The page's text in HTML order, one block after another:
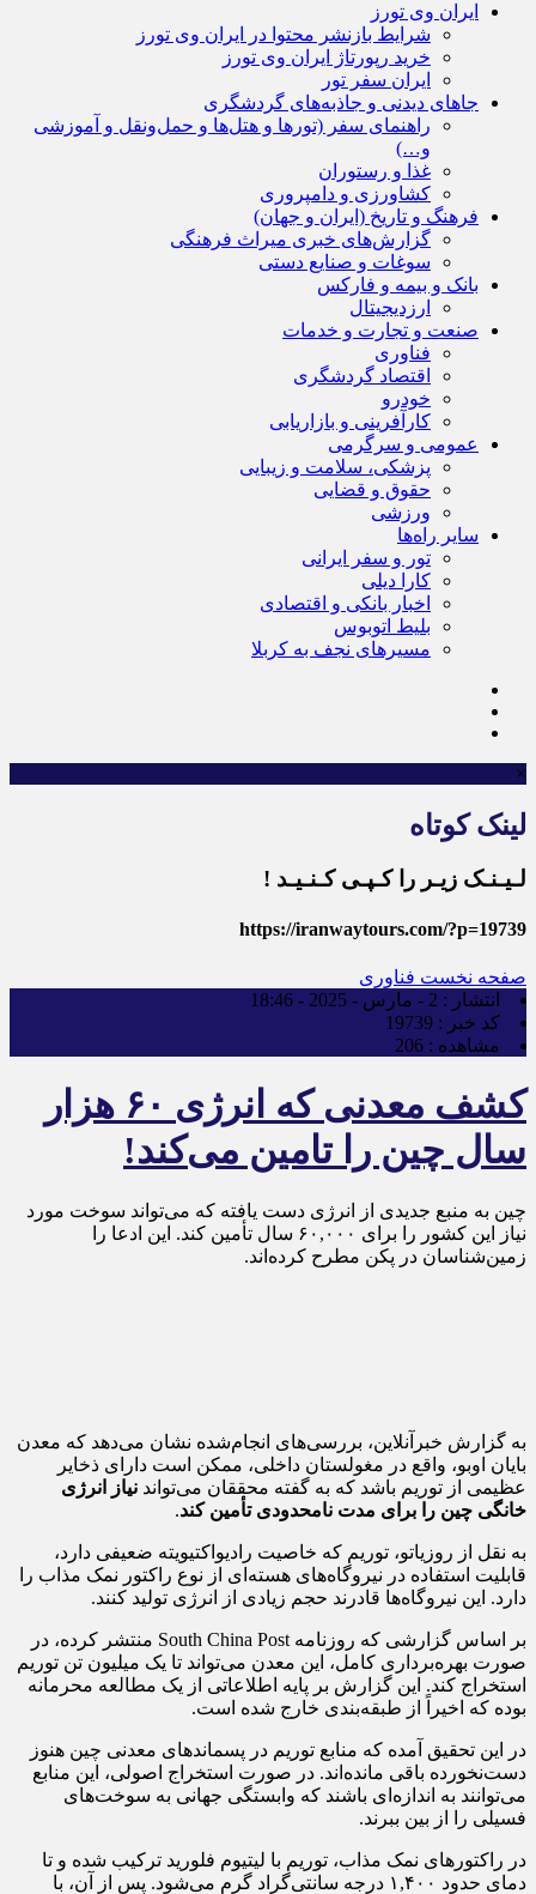
ایران وی تورز
شرایط بازنشر محتوا در ایران وی تورز
خرید رپورتاژ ایران وی تورز
ایران سفر تور
جاهای دیدنی و جاذبه‌های گردشگری
راهنمای سفر (تورها و هتل‌ها و حمل‌و‌نقل و آموزشی
و…)
غذا و رستوران
کشاورزی و دامپروری
فرهنگ و تاریخ (ایران و جهان)
گزارش‌های خبری میراث فرهنگی
سوغات و صنایع دستی
بانک و بیمه و فارکس
ارزدیجیتال
صنعت و تجارت و خدمات
فناوری
اقتصاد گردشگری
خودرو
کارآفرینی و بازاریابی
عمومی و سرگرمی
پزشکی، سلامت و زیبایی
حقوق و قضایی
ورزشی
سایر راه‌ها
تور و سفر ایرانی
کارا دیلی
اخبار بانکی و اقتصادی
بلیط اتوبوس
مسیرهای نجف به کربلا
×
لینک کوتاه
لـیـنـک زیـر را کـپـی کـنـیـد !
https://iranwaytours.com/?p=19739
صفحه نخست فناوری
انتشار : 2 - مارس - 2025 - 18:46
کد خبر : 19739
مشاهده : 206
کشف معدنی که انرژی ۶۰ هزار
سال چین را تامین می‌کند!
چین به منبع جدیدی از انرژی دست یافته که می‌تواند سوخت مورد
نیاز این کشور را برای ۶۰,۰۰۰ سال تأمین کند. این ادعا را
زمین‌شناسان در پکن مطرح کرده‌اند.
به گزارش خبرآنلاین، بررسی‌های انجام‌شده نشان می‌دهد که معدن
بایان اوبو، واقع در مغولستان داخلی، ممکن است دارای ذخایر
عظیمی از توریم باشد که به گفته محققان می‌تواند نیاز انرژی
خانگی چین را برای مدت نامحدودی تأمین کند.
به نقل از روزیاتو، توریم که خاصیت رادیواکتیویته ضعیفی دارد،
قابلیت استفاده در نیروگاه‌های هسته‌ای از نوع راکتور نمک مذاب را
دارد. این نیروگاه‌ها قادرند حجم زیادی از انرژی تولید کنند.
بر اساس گزارشی که روزنامه South China Post منتشر کرده، در
صورت بهره‌برداری کامل، این معدن می‌تواند تا یک میلیون تن توریم
استخراج کند. این گزارش بر پایه اطلاعاتی از یک مطالعه محرمانه
بوده که اخیراً از طبقه‌بندی خارج شده است.
در این تحقیق آمده که منابع توریم در پسماندهای معدنی چین هنوز
دست‌نخورده باقی مانده‌اند. در صورت استخراج اصولی، این منابع
می‌توانند به اندازه‌ای باشند که وابستگی جهانی به سوخت‌های
فسیلی را از بین ببرند.
در راکتورهای نمک مذاب، توریم با لیتیوم فلورید ترکیب شده و تا
دمای حدود ۱,۴۰۰ درجه سانتی‌گراد گرم می‌شود. پس از آن، با